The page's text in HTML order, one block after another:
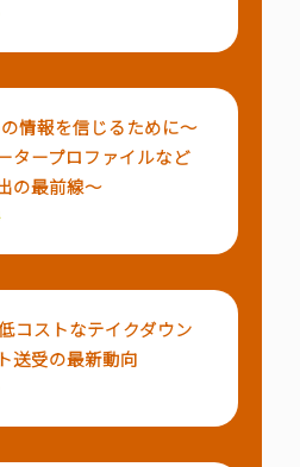
情報を信じるために～
タープロファイルなど
の最前線～
コストなテイクダウン
送受の最新動向